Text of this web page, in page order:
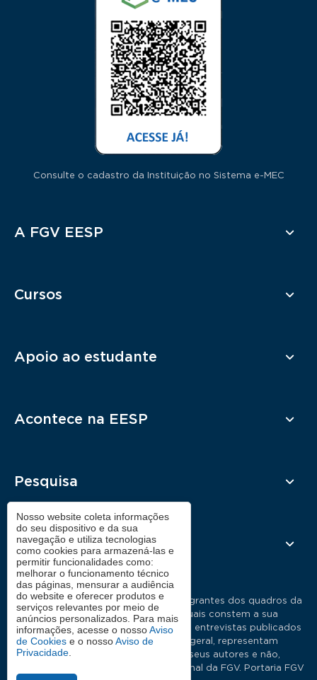
Consulte o cadastro da Instituição no Sistema e-MEC
Rodapé
A FGV EESP
Cursos
Apoio ao estudante
Acontece na EESP
Pesquisa
Contato
As manifestações expressas por integrantes dos quadros da
Fundação Getulio Vargas, nas quais constem a sua
identificação como tais, em artigos e entrevistas publicados
nos meios de comunicação em geral, representam
exclusivamente as opiniões dos seus autores e não,
necessariamente, a posição institucional da FGV. Portaria FGV
Nosso website coleta informações
do seu dispositivo e da sua
navegação e utiliza tecnologias
como cookies para armazená-las e
permitir funcionalidades como:
melhorar o funcionamento técnico
das páginas, mensurar a audiência
do website e oferecer produtos e
serviços relevantes por meio de
anúncios personalizados. Para mais
informações, acesse o nossoAviso
de Cookies e o nossoAviso de
Privacidade